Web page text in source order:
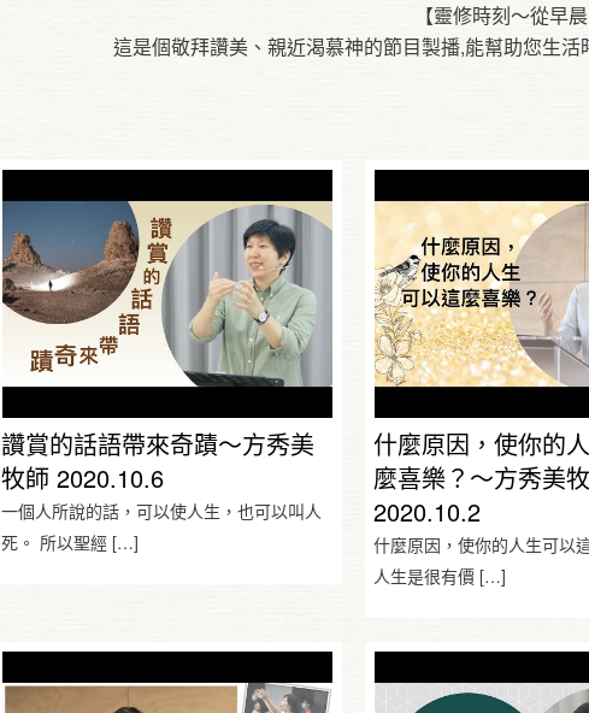
【靈修時刻～從早
這是個敬拜讚美、親近渴慕神的節目製播,能幫助您生
讚賞的話語帶來奇蹟～方秀美
牧師 2020.10.6
一個人所說的話，可以使人生，也可以叫人
死。 所以聖經[…]
什麼原因，使你的
麼喜樂？～方秀美
2020.10.2
什麼原因，使你的人生可以
人生是很有價[…]